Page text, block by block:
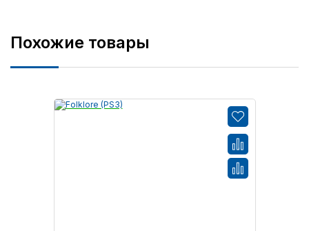
Похожие товары